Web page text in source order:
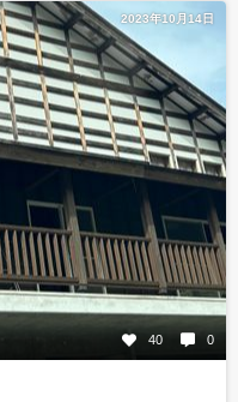
2023年10月14日
40 0